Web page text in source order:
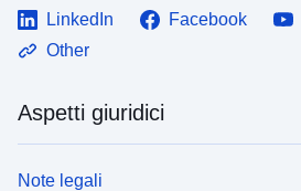
LinkedIn Facebook
Other
Aspetti giuridici
Note legali